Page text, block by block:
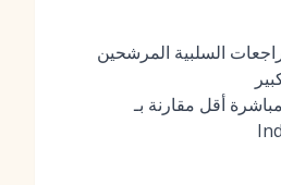
السلبية المرشحين
أقل مقارنة بـ